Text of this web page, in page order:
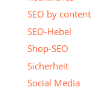
SEO by content
SEO-Hebel
Shop-SEO
Sicherheit
Social Media